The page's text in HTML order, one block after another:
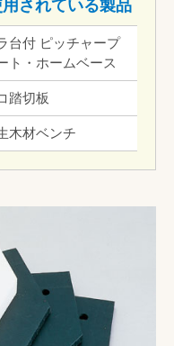
されている製品
台付 ピッチャープ
ト・ホームベース
踏切板
木材ベンチ